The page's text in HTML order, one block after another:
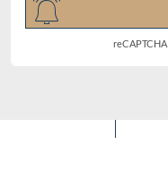
reCAPTCHA